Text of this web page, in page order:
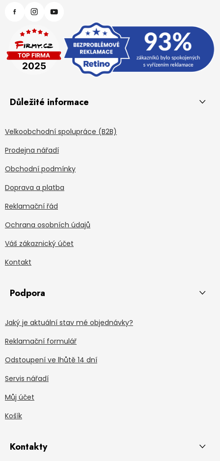
Důležité informace
Velkoobchodní spolupráce (B2B)
Prodejna nářadí
Obchodní podmínky
Doprava a platba
Reklamační řád
Ochrana osobních údajů
Váš zákaznický účet
Kontakt
Podpora
Jaký je aktuální stav mé objednávky?
Reklamační formulář
Odstoupení ve lhůtě 14 dní
Servis nářadí
Můj účet
Košík
Kontakty